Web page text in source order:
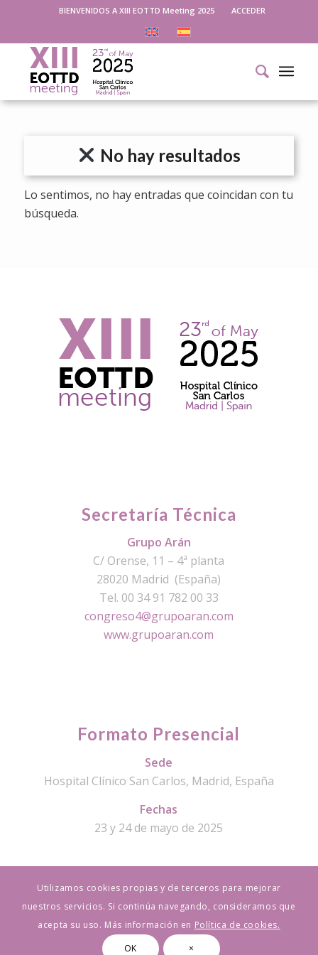
BIENVENIDOS A XIII EOTTD Meeting 2025 ACCEDER
No hay resultados
Lo sentimos, no hay entradas que coincidan con tu
búsqueda.
Secretaría Técnica
Grupo Arán
C/ Orense, 11 – 4ª planta
28020 Madrid (España)
Tel. 00 34 91 782 00 33
congreso4@grupoaran.com
www.grupoaran.com
Formato Presencial
Sede
Hospital Clínico San Carlos, Madrid, España
Fechas
23 y 24 de mayo de 2025
© Copyright - XIII EOTTD Meeting | 23 y 24 de mayo de 2025 | Hospital
Clínico San Carlos, Madrid
Utilizamos cookies propias y de terceros para mejorar
nuestros servicios. Si continúa navegando, consideramos que
acepta su uso. Más información en Política de cookies.
OK
×